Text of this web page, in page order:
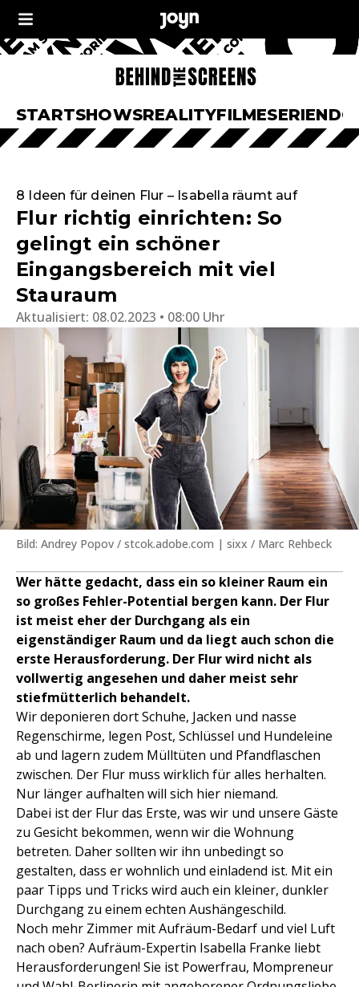
STARTSHOWSREALITYFILMESERIEN
8 Ideen für deinen Flur – Isabella räumt auf
Flur richtig einrichten: So
gelingt ein schöner
Eingangsbereich mit viel
Stauraum
Aktualisiert: 08.02.2023 • 08:00 Uhr
Bild: Andrey Popov / stcok.adobe.com | sixx / Marc Rehbeck
Wer hätte gedacht, dass ein so kleiner Raum ein
so großes Fehler-Potential bergen kann. Der Flur
ist meist eher der Durchgang als ein
eigenständiger Raum und da liegt auch schon die
erste Herausforderung. Der Flur wird nicht als
vollwertig angesehen und daher meist sehr
stiefmütterlich behandelt.
Wir deponieren dort Schuhe, Jacken und nasse
Regenschirme, legen Post, Schlüssel und Hundeleine
ab und lagern zudem Mülltüten und Pfandflaschen
zwischen. Der Flur muss wirklich für alles herhalten.
Nur länger aufhalten will sich hier niemand.
Dabei ist der Flur das Erste, was wir und unsere Gäste
zu Gesicht bekommen, wenn wir die Wohnung
betreten. Daher sollten wir ihn unbedingt so
gestalten, dass er wohnlich und einladend ist. Mit ein
paar Tipps und Tricks wird auch ein kleiner, dunkler
Durchgang zu einem echten Aushängeschild.
Noch mehr Zimmer mit Aufräum-Bedarf und viel Luft
nach oben? Aufräum-Expertin Isabella Franke liebt
Herausforderungen! Sie ist Powerfrau, Mompreneur